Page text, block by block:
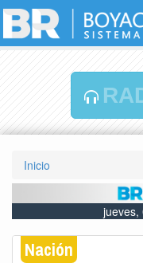
Inicio
jueves,
Nación